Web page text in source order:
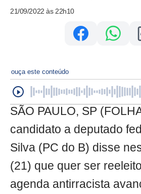
21/09/2022 às 22h10
ouça este conteúdo
SÃO PAULO, SP
candidato a deputado
Silva (PC do B) disse
(21) que quer ser
agenda antirracista